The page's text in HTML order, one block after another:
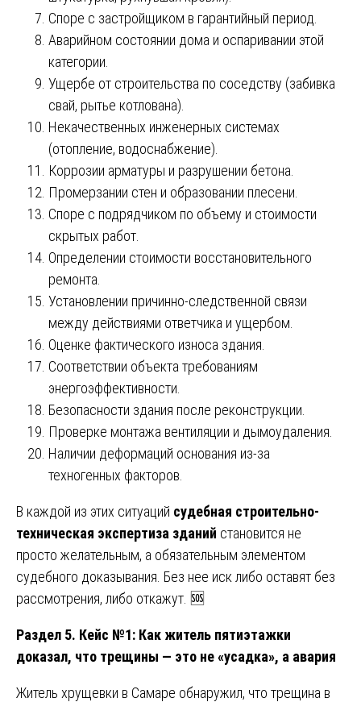
Споре с застройщиком в гарантийный период.
Аварийном состоянии дома и оспаривании этой
категории.
Ущербе от строительства по соседству (забивка
свай, рытье котлована).
Некачественных инженерных системах
(отопление, водоснабжение).
Коррозии арматуры и разрушении бетона.
Промерзании стен и образовании плесени.
Споре с подрядчиком по объему и стоимости
скрытых работ.
Определении стоимости восстановительного
ремонта.
Установлении причинно-следственной связи
между действиями ответчика и ущербом.
Оценке фактического износа здания.
Соответствии объекта требованиям
энергоэффективности.
Безопасности здания после реконструкции.
Проверке монтажа вентиляции и дымоудаления.
Наличии деформаций основания из-за
техногенных факторов.
В каждой из этих ситуаций судебная строительно-
техническая экспертиза зданий становится не
просто желательным, а обязательным элементом
судебного доказывания. Без нее иск либо оставят без
рассмотрения, либо откажут. 🆘
Раздел 5. Кейс №1: Как житель пятиэтажки
доказал, что трещины — это не «усадка», а авария
Житель хрущевки в Самаре обнаружил, что трещина в